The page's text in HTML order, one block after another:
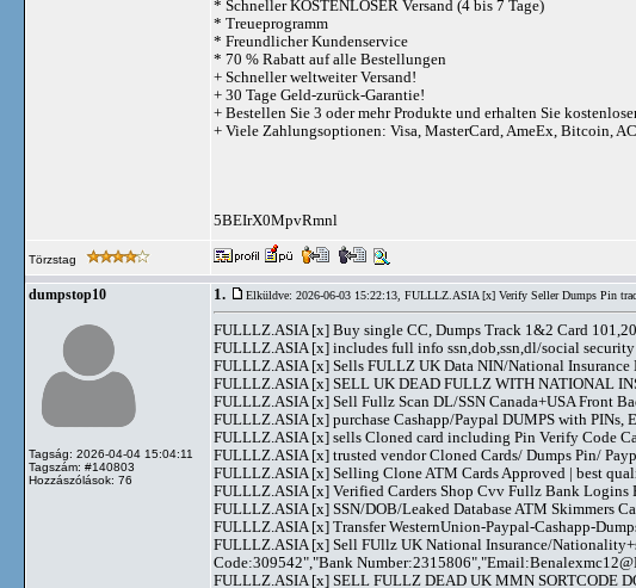
* Schneller KOSTENLOSER Versand (4 bis 7 Tage)
* Treueprogramm
* Freundlicher Kundenservice
* 70 % Rabatt auf alle Bestellungen
+ Schneller weltweiter Versand!
+ 30 Tage Geld-zurück-Garantie!
+ Bestellen Sie 3 oder mehr Produkte und erhalten Sie
+ Viele Zahlungsoptionen: Visa, MasterCard, AmeEx, Bitcoin,
5BEIrX0MpvRmnl
Törzstag
dumpstop10
Tagság: 2026-04-04 15:04:11
Tagszám: #140803
Hozzászólások: 76
1. Elküldve: 2026-06-03 15:22:13, FULLLZ.ASIA [x] Verify Seller Dumps Pin
FULLLZ.ASIA [x] Buy single CC, Dumps Track 1&2 Card
FULLLZ.ASIA [x] includes full info ssn,dob,ssn,dl/social
FULLLZ.ASIA [x] Sells FULLZ UK Data NIN/National
FULLLZ.ASIA [x] SELL UK DEAD FULLZ WITH NATIONAL
FULLLZ.ASIA [x] Sell Fullz Scan DL/SSN Canada+USA Front
FULLLZ.ASIA [x] purchase Cashapp/Paypal DUMPS with PINs,
FULLLZ.ASIA [x] sells Cloned card including Pin Verify Code
FULLLZ.ASIA [x] trusted vendor Cloned Cards/ Dumps Pin/
FULLLZ.ASIA [x] Selling Clone ATM Cards Approved | best
FULLLZ.ASIA [x] Verified Carders Shop Cvv Fullz Bank Logins
FULLLZ.ASIA [x] SSN/DOB/Leaked Database ATM Skimmers
FULLLZ.ASIA [x] Transfer WesternUnion-Paypal-Cashapp-
FULLLZ.ASIA [x] Sell FUllz UK National Insurance/
Code:309542","Bank Number:2315806","Email:
FULLLZ.ASIA [x] SELL FULLZ DEAD UK MMN SORTCODE